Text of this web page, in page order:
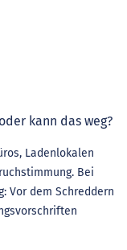
kann das weg?
Ladenlokalen
Bei
Vor dem Schreddern